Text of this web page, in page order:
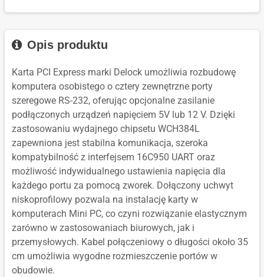
Opis produktu
Karta PCI Express marki Delock umożliwia rozbudowę
komputera osobistego o cztery zewnętrzne porty
szeregowe RS-232, oferując opcjonalne zasilanie
podłączonych urządzeń napięciem 5V lub 12 V. Dzięki
zastosowaniu wydajnego chipsetu WCH384L
zapewniona jest stabilna komunikacja, szeroka
kompatybilność z interfejsem 16C950 UART oraz
możliwość indywidualnego ustawienia napięcia dla
każdego portu za pomocą zworek. Dołączony uchwyt
niskoprofilowy pozwala na instalację karty w
komputerach Mini PC, co czyni rozwiązanie elastycznym
zarówno w zastosowaniach biurowych, jak i
przemysłowych. Kabel połączeniowy o długości około 35
cm umożliwia wygodne rozmieszczenie portów w
obudowie.